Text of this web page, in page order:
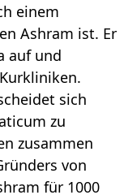
einem
Ashram ist. Er
auf und
sich
zu
zusammen
von
für 1000